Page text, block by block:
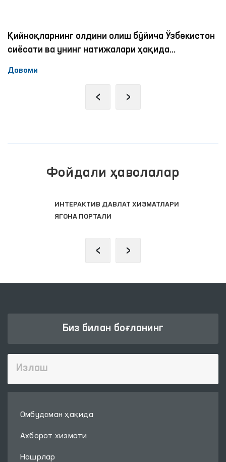
Қийноқларнинг олдини олиш бўйича Ўзбекистон
сиёсати ва унинг натижалари ҳақида
Давоми
‹ ›
Фойдали ҳаволалар
ИНТЕРАКТИВ ДАВЛАТ ХИЗМАТЛАРИ
ЯГОНА ПОРТАЛИ
‹ ›
Биз билан боғланинг
Омбудсман ҳақида
Ахборот хизмати
Нашрлар